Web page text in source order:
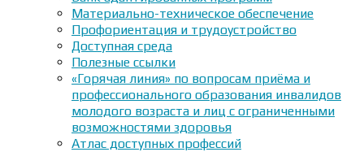
Материально-техническое обеспечение
Профориентация и трудоустройство
Доступная среда
Полезные ссылки
«Горячая линия» по вопросам приёма и
профессионального образования инвалидов
молодого возраста и лиц с ограниченными
возможностями здоровья
Атлас доступных профессий